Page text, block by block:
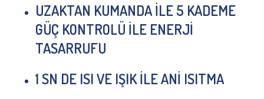
UZAKTAN KUMANDA İLE 5 KADEME
GÜÇ KONTROLÜ İLE ENERJİ
TASARRUFU
1 SN DE ISI VE IŞIK İLE ANİ ISITMA